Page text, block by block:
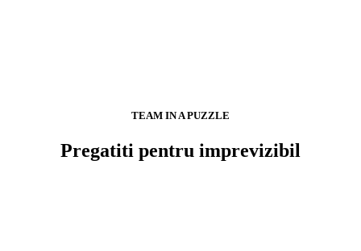
TEAM IN A PUZZLE
Pregatiti pentru imprevizibil